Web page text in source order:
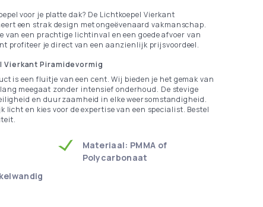
voor je platte dak? De Lichtkoepel Vierkant
een strak design met ongeëvenaard vakmanschap.
van een prachtige lichtinval en een goede afvoer van
profiteer je direct van een aanzienlijk prijsvoordeel.
Vierkant Piramidevormig
is een fluitje van een cent. Wij bieden je het gemak van
meegaat zonder intensief onderhoud. De stevige
en duurzaamheid in elke weersomstandigheid.
en kies voor de expertise van een specialist. Bestel
Materiaal: PMMA of
Polycarbonaat